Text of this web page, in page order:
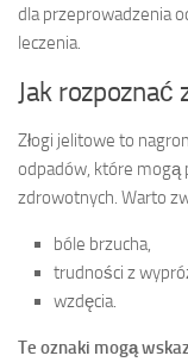
dla przeprowadzenia
leczenia.
Jak rozpoznać
Złogi jelitowe to
odpadów, które mogą
zdrowotnych. Warto
bóle brzucha,
trudności z
wzdęcia.
Te oznaki mogą